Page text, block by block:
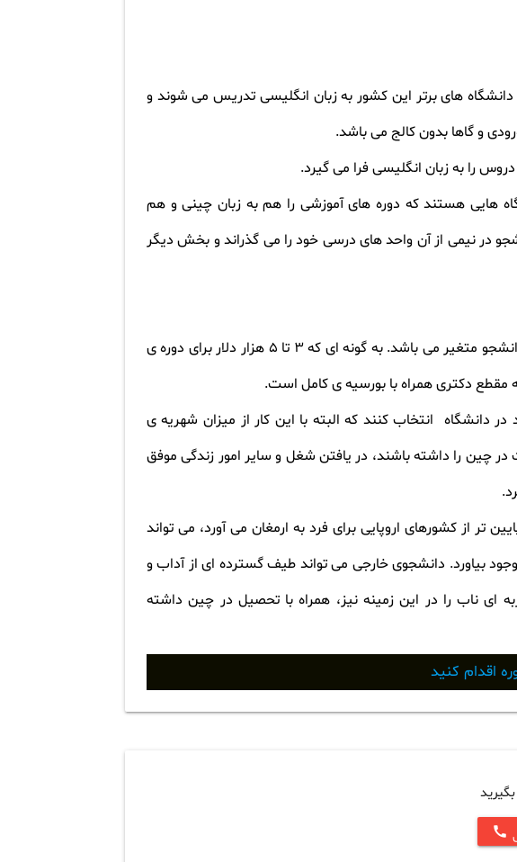
دروس این مقطع در دانشگاه های برتر این کشور به زبان انگلیسی تدریس می شوند و
و گاها بدون کالج می باشد.
.
هایی هستند که دوره های آموزشی را هم به زبان چینی و هم
ارائه می دهند. طول دوره ی دکتری 3 سال بوده که دانشجو در نیمی از آن واحد های درسی خود را می گذراند و بخش دیگر
شهریه دانشگاه ها برای تحصیل در چین، با توجه به دانشگاه و مقطع و رشته ی تحصیلی برای دانشجو متغیر می باشد. به گونه ای که 3 تا 5 هزار دلار برای دوره ی
.
دانشگاه انتخاب کنند که البته با این کار از میزان شهریه ی
چین را داشته باشند، در یافتن شغل و سایر امور زندگی موفق
.
تر از کشورهای اروپایی برای فرد به ارمغان می آورد، می تواند
بیاورد. دانشجوی خارجی می تواند طیف گسترده ای از آداب و
ناب را در این زمینه نیز، همراه با تحصیل در چین داشته
اقدام کنید
call